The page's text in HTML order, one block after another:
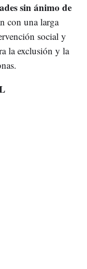
sin ánimo de
con una larga
social y
la exclusión y la